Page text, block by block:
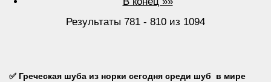
Результаты 781 - 810 из 1094
✅ Греческая шуба из норки сегодня среди шуб в мире